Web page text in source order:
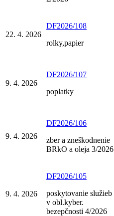
22. 4. 2026
DF2026/108
rolky,papier
9. 4. 2026
DF2026/107
poplatky
9. 4. 2026
DF2026/106
zber a zneškodnenie
BRkO a oleja 3/2026
9. 4. 2026
DF2026/105
poskytovanie služieb
v obl.kyber.
bezepčnosti 4/2026